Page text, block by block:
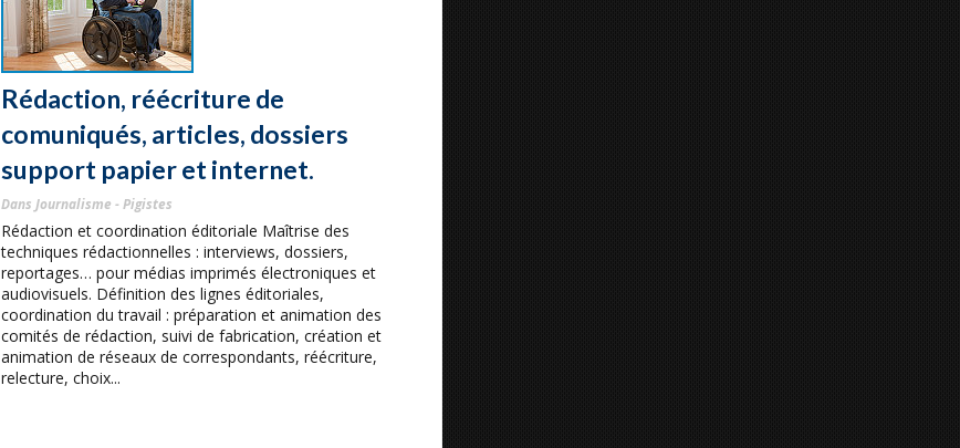
Rédaction, réécriture de
comuniqués, articles, dossiers
support papier et internet.
Dans Journalisme - Pigistes
Rédaction et coordination éditoriale Maîtrise des
techniques rédactionnelles : interviews, dossiers,
reportages… pour médias imprimés électroniques et
audiovisuels. Définition des lignes éditoriales,
coordination du travail : préparation et animation des
comités de rédaction, suivi de fabrication, création et
animation de réseaux de correspondants, réécriture,
relecture, choix...